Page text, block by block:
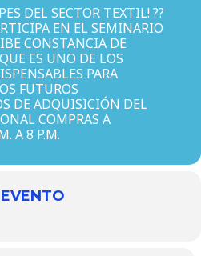
DEL SECTOR TEXTIL! ??
EN EL SEMINARIO
CONSTANCIA DE
ES UNO DE LOS
PARA
FUTUROS
DE ADQUISICIÓN DEL
COMPRAS A
A 8 P.M.